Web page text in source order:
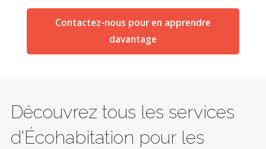
Contactez-nous pour en apprendre
davantage
Découvrez tous les services
d'Écohabitation pour les